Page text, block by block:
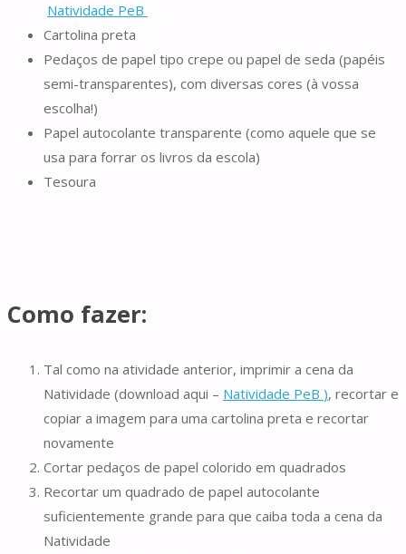
Natividade PeB
Cartolina preta
Pedaços de papel tipo crepe ou papel de seda (papéis
semi-transparentes), com diversas cores (à vossa
escolha!)
Papel autocolante transparente (como aquele que se
usa para forrar os livros da escola)
Tesoura
Como fazer:
Tal como na atividade anterior, imprimir a cena da
Natividade (download aqui – Natividade PeB ), recortar e
copiar a imagem para uma cartolina preta e recortar
novamente
Cortar pedaços de papel colorido em quadrados
Recortar um quadrado de papel autocolante
suficientemente grande para que caiba toda a cena da
Natividade